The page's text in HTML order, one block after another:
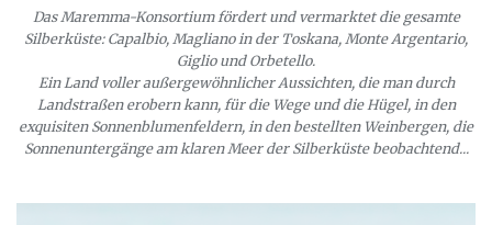
Das Maremma-Konsortium fördert und vermarktet die gesamte
Silberküste: Capalbio, Magliano in der Toskana, Monte Argentario,
Giglio und Orbetello.
Ein Land voller außergewöhnlicher Aussichten, die man durch
Landstraßen erobern kann, für die Wege und die Hügel, in den
exquisiten Sonnenblumenfeldern, in den bestellten Weinbergen, die
Sonnenuntergänge am klaren Meer der Silberküste beobachtend...